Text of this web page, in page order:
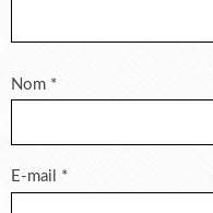
Nom *
E-mail *